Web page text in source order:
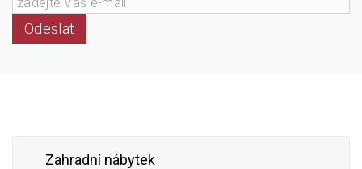
Odeslat
Zahradní nábytek